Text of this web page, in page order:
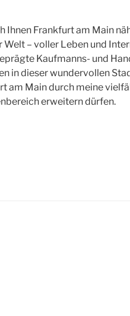
Ihnen Frankfurt am Main
– voller Leben und
Kaufmanns- und
in dieser wundervollen
am Main durch meine
erweitern dürfen.